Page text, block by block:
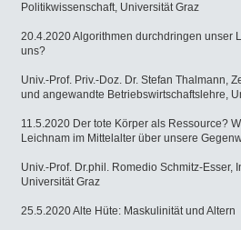
Politikwissenschaft, Universität Graz
20.4.2020 Algorithmen durchdringen unser
uns?
Univ.-Prof. Priv.-Doz. Dr. Stefan Thalmann,
und angewandte Betriebswirtschaftslehre,
11.5.2020 Der tote Körper als Ressource?
Leichnam im Mittelalter über unsere
Univ.-Prof. Dr.phil. Romedio Schmitz-Esser,
Universität Graz
25.5.2020 Alte Hüte: Maskulinität und Altern